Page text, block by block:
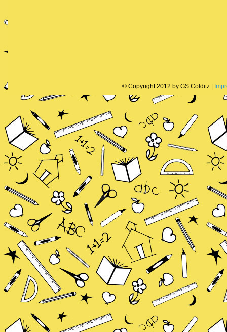
© Copyright 2012 by GS Colditz |